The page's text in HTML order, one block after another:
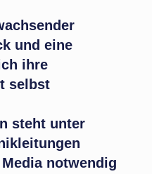
und eine
ihre
selbst
steht unter
notwendig